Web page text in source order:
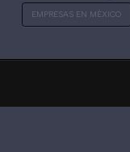
EMPRESAS EN MÉXICO